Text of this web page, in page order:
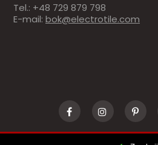
Tel.: +48 729 879 798
E-mail: bok@electrotile.com